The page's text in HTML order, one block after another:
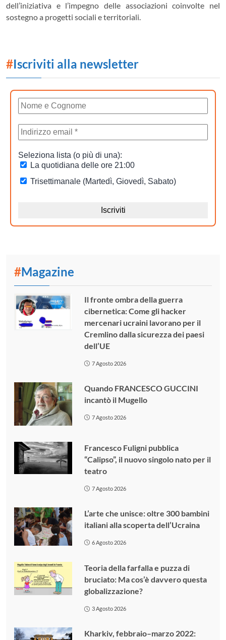
dell’iniziativa e l’impegno delle associazioni coinvolte nel
sostegno a progetti sociali e territoriali.
#Iscriviti alla newsletter
#Magazine
Il fronte ombra della guerra
cibernetica: Come gli hacker
mercenari ucraini lavorano per il
Cremlino dalla sicurezza dei paesi
dell’UE
7 Agosto 2026
Quando FRANCESCO GUCCINI
incantò il Mugello
7 Agosto 2026
Francesco Fuligni pubblica
“Calipso”, il nuovo singolo nato per il
teatro
7 Agosto 2026
L’arte che unisce: oltre 300 bambini
italiani alla scoperta dell’Ucraina
6 Agosto 2026
Teoria della farfalla e puzza di
bruciato: Ma cos’è davvero questa
globalizzazione?
3 Agosto 2026
Kharkiv, febbraio–marzo 2022: